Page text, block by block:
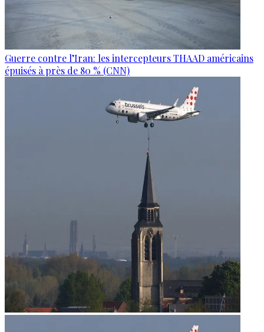
Guerre contre l’Iran: les intercepteurs THAAD américains
épuisés à près de 80 % (CNN)